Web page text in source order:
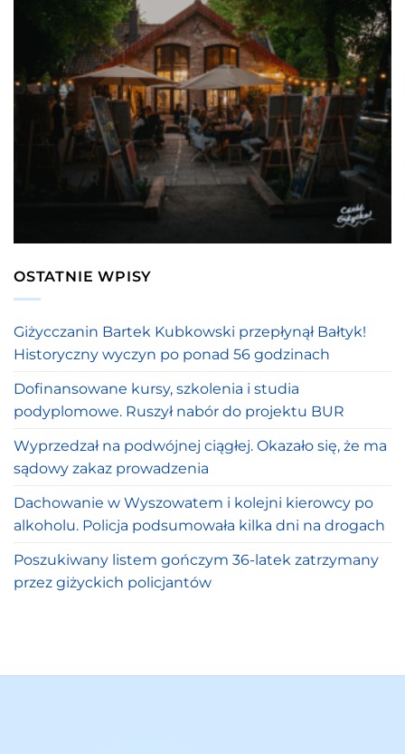
OSTATNIE WPISY
Giżycczanin Bartek Kubkowski przepłynął Bałtyk!
Historyczny wyczyn po ponad 56 godzinach
Dofinansowane kursy, szkolenia i studia
podyplomowe. Ruszył nabór do projektu BUR
Wyprzedzał na podwójnej ciągłej. Okazało się, że ma
sądowy zakaz prowadzenia
Dachowanie w Wyszowatem i kolejni kierowcy po
alkoholu. Policja podsumowała kilka dni na drogach
Poszukiwany listem gończym 36-latek zatrzymany
przez giżyckich policjantów